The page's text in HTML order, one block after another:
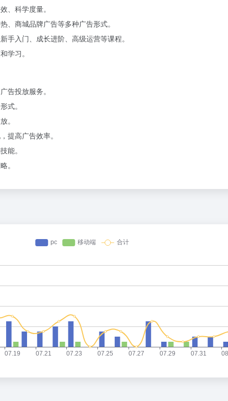
、科学度量。
、商城品牌广告等多种广告形式。
手入门、成长进阶、高级运营等课程。
学习。
告投放服务。
式。
。
提高广告效率。
能。
。